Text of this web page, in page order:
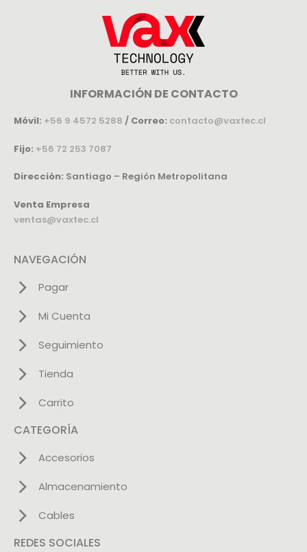
INFORMACIÓN DE CONTACTO
Móvil: +56 9 4572 5288 / Correo: contacto@vaxtec.cl
Fijo: +56 72 253 7087
Dirección: Santiago – Región Metropolitana
Venta Empresa
ventas@vaxtec.cl
NAVEGACIÓN
Pagar
Mi Cuenta
Seguimiento
Tienda
Carrito
CATEGORÍA
Accesorios
Almacenamiento
Cables
REDES SOCIALES